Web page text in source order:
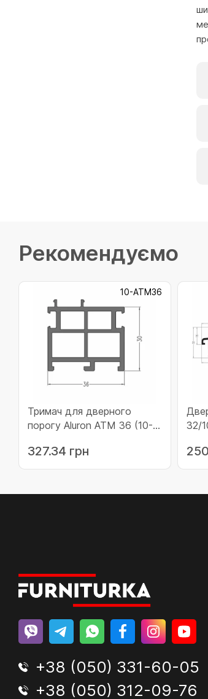
Рекомендуємо
10-ATM36
Тримач для дверного
порогу Aluron ATM 36 (10-
327.34 грн
32/
+38 (050) 331-60-05
+38 (050) 312-09-76